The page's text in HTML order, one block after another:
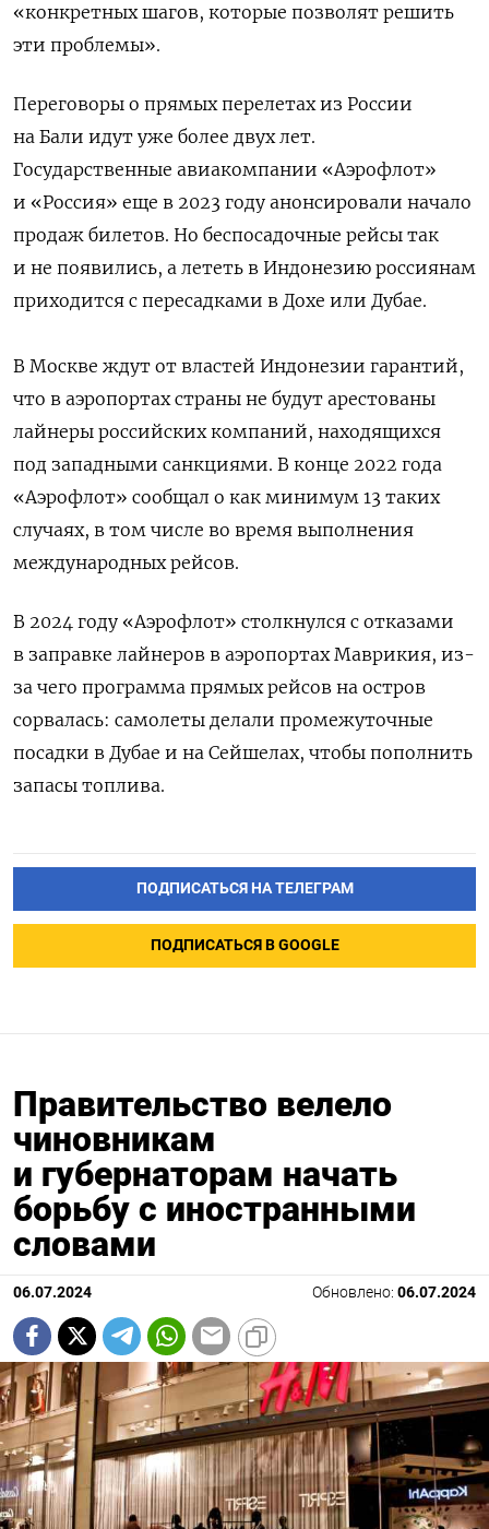
«конкретных шагов, которые позволят решить
эти проблемы».
Переговоры о прямых перелетах из России
на Бали идут уже более двух лет.
Государственные авиакомпании «Аэрофлот»
и «Россия» еще в 2023 году анонсировали начало
продаж билетов. Но беспосадочные рейсы так
и не появились, а лететь в Индонезию россиянам
приходится с пересадками в Дохе или Дубае.
В Москве ждут от властей Индонезии гарантий,
что в аэропортах страны не будут арестованы
лайнеры российских компаний, находящихся
под западными санкциями. В конце 2022 года
«Аэрофлот» сообщал о как минимум 13 таких
случаях, в том числе во время выполнения
международных рейсов.
В 2024 году «Аэрофлот» столкнулся с отказами
в заправке лайнеров в аэропортах Маврикия, из-
за чего программа прямых рейсов на остров
сорвалась: самолеты делали промежуточные
посадки в Дубае и на Сейшелах, чтобы пополнить
запасы топлива.
ПОДПИСАТЬСЯ НА ТЕЛЕГРАМ
ПОДПИСАТЬСЯ В GOOGLE
Правительство велело
чиновникам
и губернаторам начать
борьбу с иностранными
словами
06.07.2024 Обновлено: 06.07.2024